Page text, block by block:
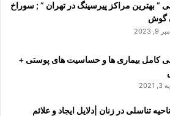
” بهترین مراکز پیرسینگ در تهران ” ; سوراخ
گوش
2023
کامل بیماری ها و حساسیت های پوستی +
تناسلی در زنان |دلایل ایجاد و علائم